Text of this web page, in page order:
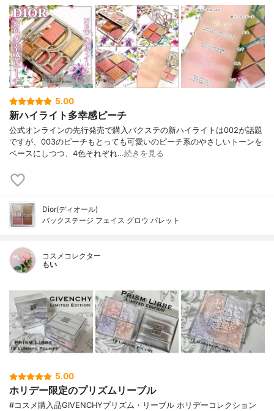
5.00
新ハイライト多幸感ピーチ
公式オンラインの先行発売で購入バクステの新ハイライトは002が話題
ですが、003のピーチもとっても可愛いのピーチ系のやさしいトーンを
ベースにしつつ、4色それぞれ…続きを見る
Dior(ディオール)
バックステージ フェイス グロウ パレット
コスメコレクター
もい
5.00
ホリデー限定のプリズムリーブル
#コスメ購入品GIVENCHYプリズム・リーブル ホリデーコレクション